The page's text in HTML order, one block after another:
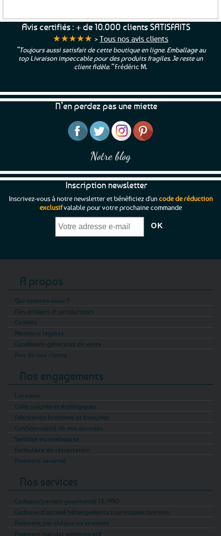
Avis certifiés : + de 10.000 clients SATISFAITS
★★★★★ > Tous nos avis clients
“Toujours aussi satisfait de cette boutique en ligne. Emballage au
top Livraison impeccable pour des produits fragiles. Je reste un
client fidèle.”Frédéric M.
N’en perdez pas une miette
Notre blog
Inscription newsletter
Inscrivez-vous à notre newsletter et bénéficiez d'uncode de réduction
exclusifvalable pour votre prochaine commande
A propos
Qui sommes-nous ?
Nos artisans et producteurs
Cookies
Mentions légales
Conditions générales de vente
Avis de nos clients
Nos engagements
Livraison
Colis soignés et écologiques
Fabrication bretonne et française
Confidentialité de vos données
Satisfait ou remboursé
Formulaire de rétractation
Paiement sécurisé
Nos services
Cadeaux/paniers gourmands CE/PRO
Cadeaux d’accueil hébergements touristiques bretons
Paiement par chèque ou virement
Paiement mandat administratif